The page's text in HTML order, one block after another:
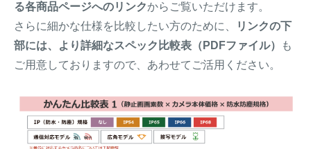
る各商品ページへのリンクからご覧いただけます。
さらに細かな仕様を比較したい方のために、
リンクの下
部には、より詳細なスペック比較表（PDFファイル）
も
ご用意しておりますので、あわせてご活用ください。